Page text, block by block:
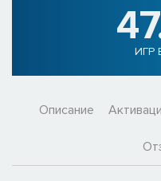
ИГР
Описание